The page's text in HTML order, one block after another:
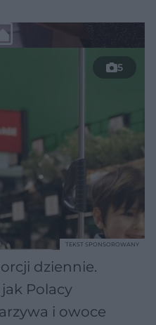
5
dziennie.
Polacy
i owoce
TEKST SPONSOROWANY